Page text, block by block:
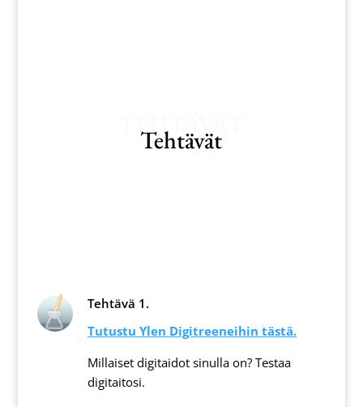
TEHTÄVÄT
Tehtävät
Tehtävä 1.
Tutustu Ylen Digitreeneihin tästä.
Millaiset digitaidot sinulla on? Testaa
digitaitosi.